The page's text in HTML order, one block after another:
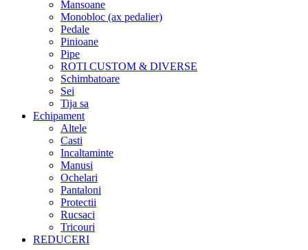
Mansoane
Monobloc (ax pedalier)
Pedale
Pinioane
Pipe
ROTI CUSTOM & DIVERSE
Schimbatoare
Sei
Tija sa
Echipament
Altele
Casti
Incaltaminte
Manusi
Ochelari
Pantaloni
Protectii
Rucsaci
Tricouri
REDUCERI